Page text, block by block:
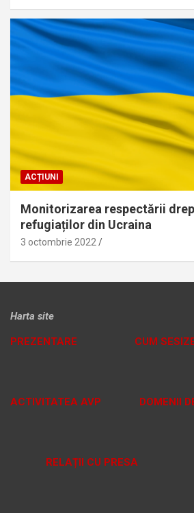
ACȚIUNI
Monitorizarea respectării
refugiaților din Ucraina
3 octombrie 2022
Harta site
PREZENTARE CUM
ACTIVITATEA AVP DOMENII
RELAȚII CU PRESA